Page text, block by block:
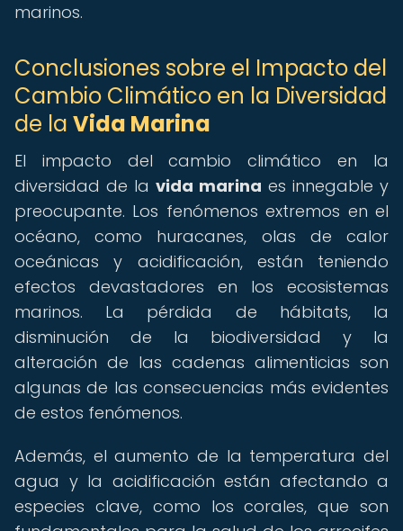
marinos.
Conclusiones sobre el Impacto del
Cambio Climático en la Diversidad
de la Vida Marina
El impacto del cambio climático en la
diversidad de la vida marina es innegable y
preocupante. Los fenómenos extremos en el
océano, como huracanes, olas de calor
oceánicas y acidificación, están teniendo
efectos devastadores en los ecosistemas
marinos. La pérdida de hábitats, la
disminución de la biodiversidad y la
alteración de las cadenas alimenticias son
algunas de las consecuencias más evidentes
de estos fenómenos.
Además, el aumento de la temperatura del
agua y la acidificación están afectando a
especies clave, como los corales, que son